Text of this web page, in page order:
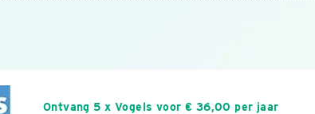
Ontvang 5 x Vogels voor € 36,00 per jaar